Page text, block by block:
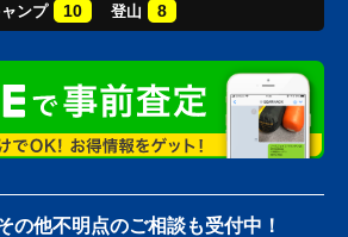
ンプ 10 登山 8
の他不明点のご相談も受付中！